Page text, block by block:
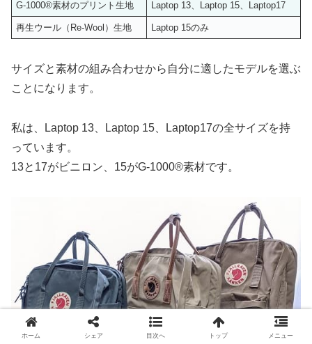
G-1000®素材のプリント生地 Laptop 13、Laptop 15、Laptop17
再生ウール（Re-Wool）生地 Laptop 15のみ
サイズと素材の組み合わせから自分に適したモデルを選ぶ
ことになります。
私は、Laptop 13、Laptop 15、Laptop17の全サイズを持
っています。
13と17がビニロン、15がG-1000®素材です。
ホーム シェア 目次へ トップ メニュー